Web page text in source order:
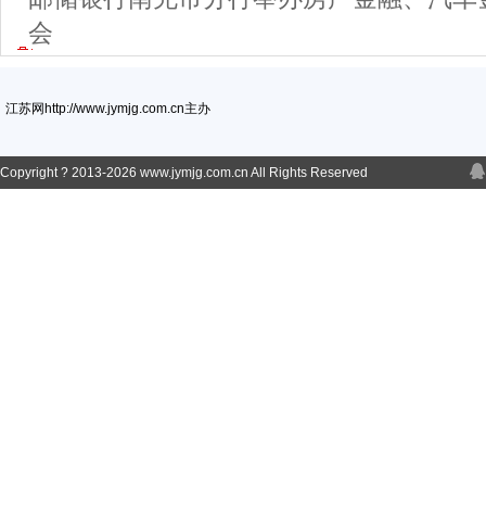
会
江苏网http://www.jymjg.com.cn主办
Copyright ? 2013-2026 www.jymjg.com.cn All Rights Reserved